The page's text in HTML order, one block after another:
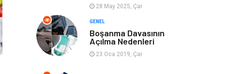
Tekstil
Mobilya Hizmet
28 May 2025, Çar
GENEL
Boşanma Davasının
Açılma Nedenleri
23 Oca 2019, Çar